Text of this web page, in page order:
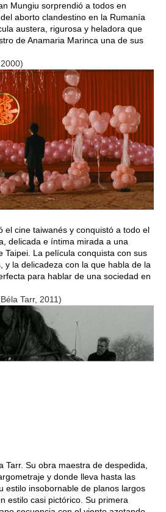
Mungiu sorprendió a todos en
aborto clandestino en la Rumanía
austera, rigurosa y heladora que
de Anamaria Marinca una de sus
el cine taiwanés y conquistó a todo el
delicada e íntima mirada a una
Taipei. La película conquista con sus
y la delicadeza con la que habla de la
para hablar de una sociedad en
Tarr, 2011)
Tarr. Su obra maestra de despedida,
y donde lleva hasta las
estilo insobornable de planos largos
estilo casi pictórico. Su primera